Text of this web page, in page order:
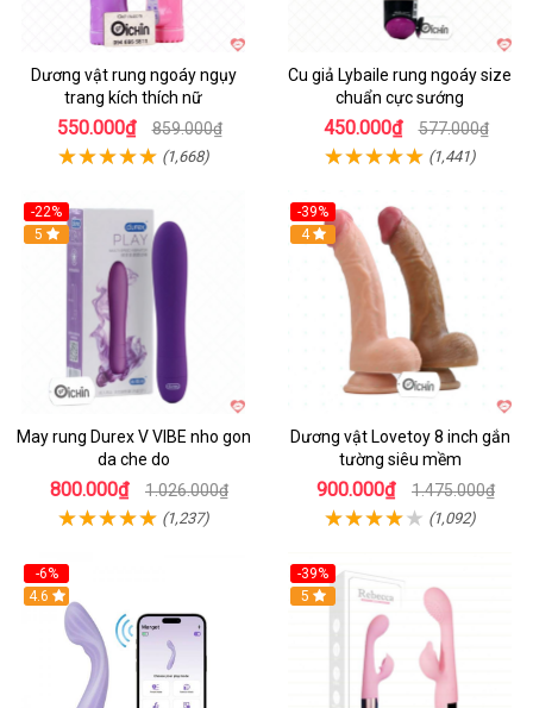
Dương vật rung ngoáy ngụy
trang kích thích nữ
550.000₫ 859.000₫
(1,668)
Cu giả Lybaile rung ngoáy size
chuẩn cực sướng
450.000₫ 577.000₫
(1,441)
-22%
Hot
5
May rung Durex V VIBE nho gon
da che do
800.000₫ 1.026.000₫
(1,237)
-39%
Hot
4
Dương vật Lovetoy 8 inch gắn
tường siêu mềm
900.000₫ 1.475.000₫
(1,092)
-6%
4.6
-39%
Hot
5